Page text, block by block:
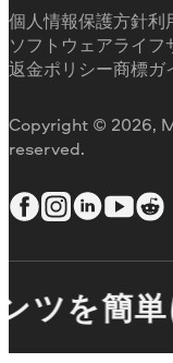
払い戻し
当社が選ば
Copyright © 2026,
reserved.
個人情報保護方針利
ソフトウェアライフ
返金ポリシー商標ガ
を簡単